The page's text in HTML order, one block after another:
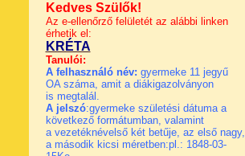
Kedves Szülők!
Az e-ellenőrző felületét az alábbi linken
érhetik el:
KRÉTA
Tanulói:
A felhasználó név: gyermeke 11 jegyű
OA száma, amit a diákigazolványon
is megtalál.
A jelszó:gyermeke születési dátuma a
következő formátumban, valamint
a vezetéknévelső két betűje, az első nagy,
a második kicsi méretben:pl.: 1848-03-